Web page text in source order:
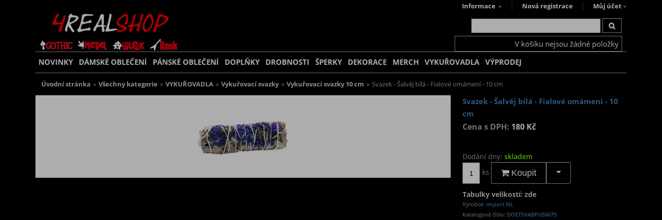
Informace Nová registrace Můj účet
V košíku nejsou žádné položky
NOVINKY DÁMSKÉ OBLEČENÍ PÁNSKÉ OBLEČENÍ DOPLŇKY DROBNOSTI ŠPERKY DEKORACE MERCH VYKUŘOVADLA VÝPRODEJ
Úvodní stránka » Všechny kategorie » VYKUŘOVADLA » Vykuřovací svazky » Vykuřovací svazky 10 cm » Svazek - Šalvěj bílá - Fialové omámení - 10 cm
Svazek - Šalvěj bílá - Fialové omámení - 10
cm
Cena s DPH: 180 Kč
Dodání dny: skladem
ks
Koupit
Tabulky velikostí: zde
Výrobce: import NL
Katalogové číslo: DOETSVABPUS6675